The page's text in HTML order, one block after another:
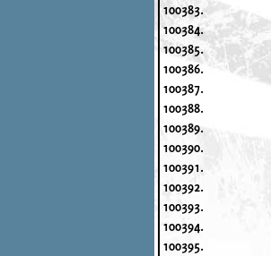
100383.
100384.
100385.
100386.
100387.
100388.
100389.
100390.
100391.
100392.
100393.
100394.
100395.